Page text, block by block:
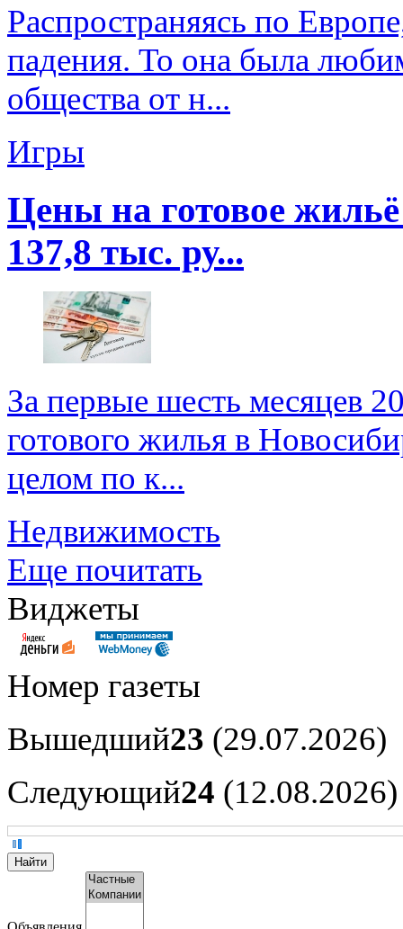
Распространяясь по
падения. То она была
общества от н...
Игры
Цены на готовое
137,8 тыс. ру...
За первые шесть месяцев
готового жилья в
целом по к...
Недвижимость
Еще почитать
Виджеты
Номер газеты
Вышедший23 (29.07.2026)
Следующий24 (12.08.2026)